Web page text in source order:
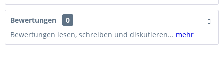
Bewertungen
0
Bewertungen lesen, schreiben und diskutieren... mehr